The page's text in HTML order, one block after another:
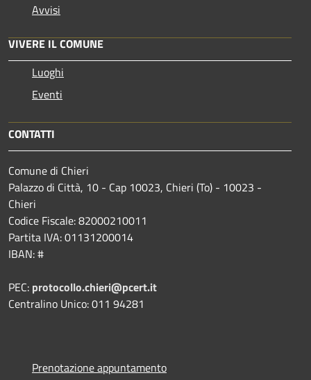
Avvisi
VIVERE IL COMUNE
Luoghi
Eventi
CONTATTI
Comune di Chieri
Palazzo di Città, 10 - Cap 10023, Chieri (To) - 10023 -
Chieri
Codice Fiscale: 82000210011
Partita IVA: 01131200014
IBAN: #
PEC: protocollo.chieri@pcert.it
Centralino Unico: 011 94281
Prenotazione appuntamento